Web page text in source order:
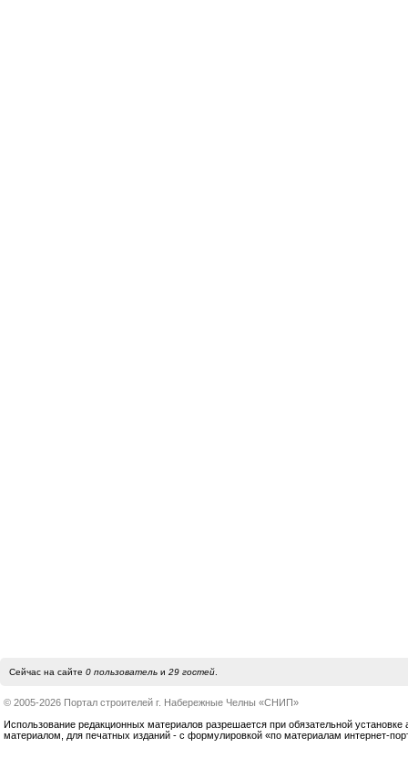
Сейчас на сайте 0 пользовательи 29 гостей.
© 2005-2026 Портал строителей г. Набережные Челны «СНИП»
Использование редакционных материалов разрешается при обязательной установке
материалом, для печатных изданий - с формулировкой «по материалам интернет-